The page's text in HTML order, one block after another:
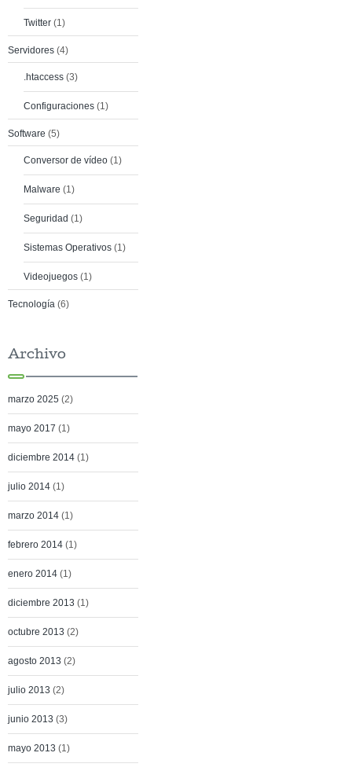
Twitter (1)
Servidores (4)
.htaccess (3)
Configuraciones (1)
Software (5)
Conversor de vídeo (1)
Malware (1)
Seguridad (1)
Sistemas Operativos (1)
Videojuegos (1)
Tecnología (6)
Archivo
marzo 2025 (2)
mayo 2017 (1)
diciembre 2014 (1)
julio 2014 (1)
marzo 2014 (1)
febrero 2014 (1)
enero 2014 (1)
diciembre 2013 (1)
octubre 2013 (2)
agosto 2013 (2)
julio 2013 (2)
junio 2013 (3)
mayo 2013 (1)